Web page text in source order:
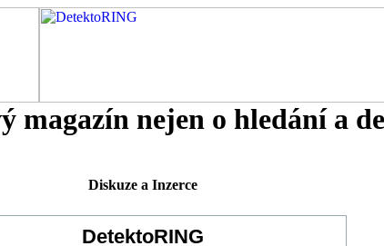
magazín nejen o hledání a
Diskuze a Inzerce
DetektoRING